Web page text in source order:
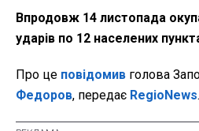
Впродовж 14 листопада
ударів по 12 населених
Про це повідомив голова
Федоров, передає RegioNews.